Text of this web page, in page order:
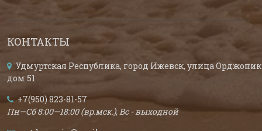
КОНТАКТЫ
Удмуртская Республика, город Ижевск, улица
дом 51
+7(950) 823-81-57
Пн—Сб 8:00—18:00 (вр.мск.), Вс - выходной